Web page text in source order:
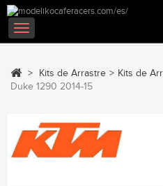
Navegación
Toggle
> Kits de Arrastre > Kits de
Duke 1290 2014-15